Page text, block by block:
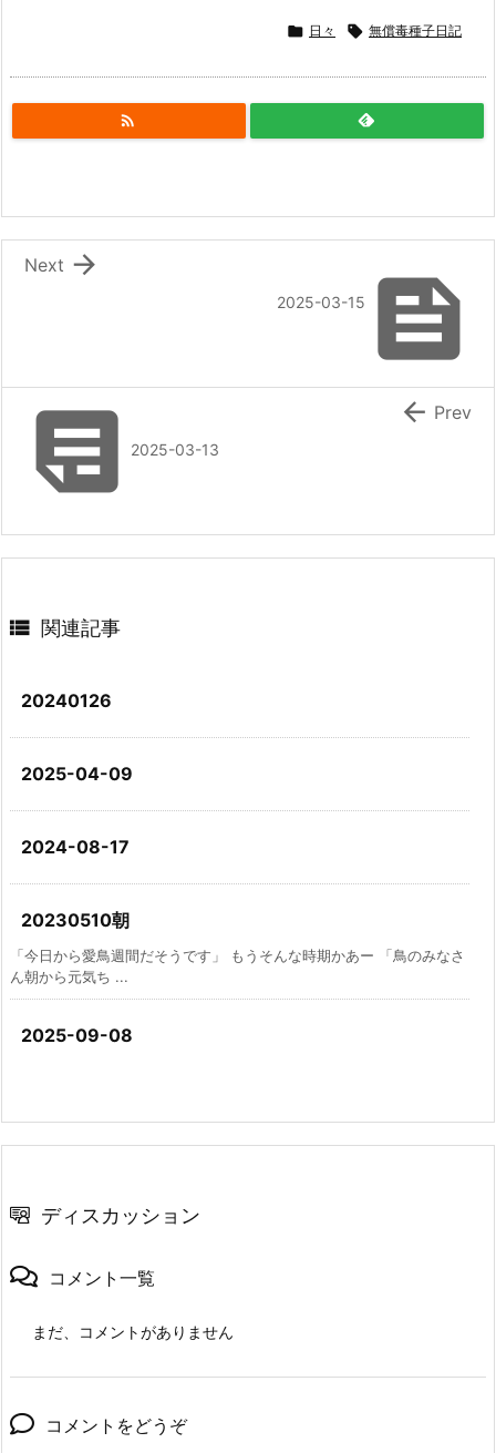
 日々  無償毒種子日記


2025-03-15

Next
2025-03-13
 Prev
 関連記事
20240126
2025-04-09
2024-08-17
20230510朝
「今日から愛鳥週間だそうです」 もうそんな時期かあー 「鳥のみなさ
ん朝から元気ち ...
2025-09-08
ディスカッション
コメント一覧
まだ、コメントがありません
コメントをどうぞ